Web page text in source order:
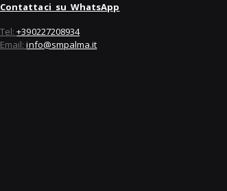
Contattaci su WhatsApp
Tel:+390227208934
Email:info@smpalma.it